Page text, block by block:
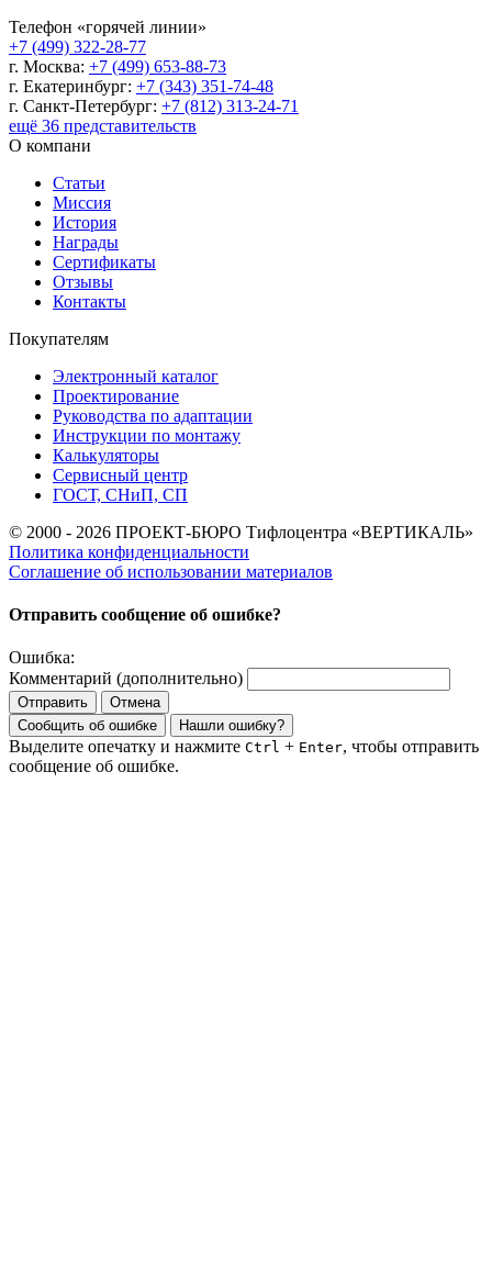
Телефон «горячей линии»
+7 (499) 322-28-77
г. Москва: +7 (499) 653-88-73
г. Екатеринбург: +7 (343) 351-74-48
г. Санкт-Петербург: +7 (812) 313-24-71
ещё 36 представительств
О компани
Статьи
Миссия
История
Награды
Сертификаты
Отзывы
Контакты
Покупателям
Электронный каталог
Проектирование
Руководства по адаптации
Инструкции по монтажу
Калькуляторы
Сервисный центр
ГОСТ, СНиП, СП
© 2000 - 2026 ПРОЕКТ-БЮРО Тифлоцентра «ВЕРТИКАЛЬ»
Политика конфиденциальности
Соглашение об использовании материалов
Отправить сообщение об ошибке?
Ошибка:
Комментарий (дополнительно)
Отправить
Отмена
Сообщить об ошибке
Нашли ошибку?
Выделите опечатку и нажмите Ctrl + Enter, чтобы отправить
сообщение об ошибке.